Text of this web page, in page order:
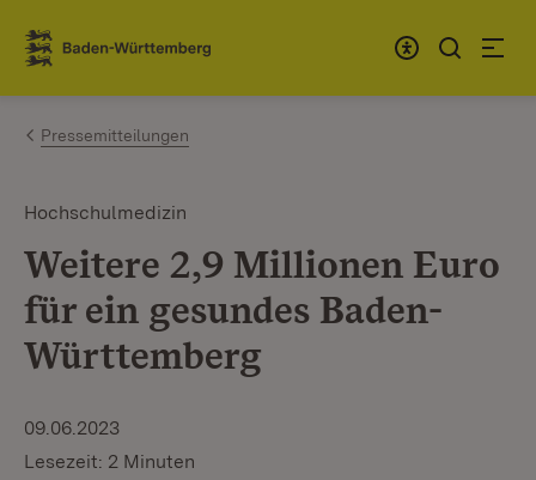
Zum Inhalt springen
Link zur Startseite
Pressemitteilungen
Hochschulmedizin
Weitere 2,9 Millionen Euro
für ein gesundes Baden-
Württemberg
09.06.2023
Lesezeit: 2 Minuten